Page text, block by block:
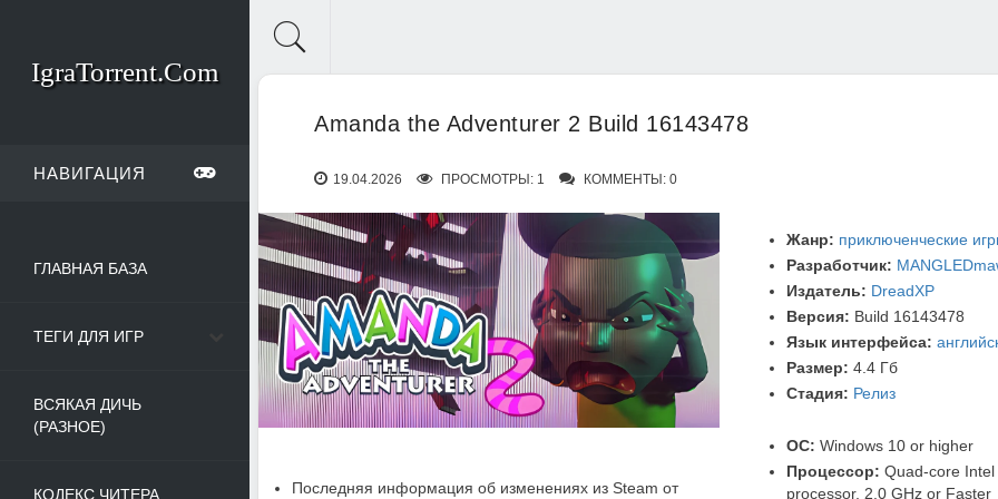
IgraTorrent.Com
НАВИГАЦИЯ
ГЛАВНАЯ БАЗА
ТЕГИ ДЛЯ ИГР
ВСЯКАЯ ДИЧЬ
(РАЗНОЕ)
КОДЕКС ЧИТЕРА
Amanda the Adventurer 2 Build 16143478
19.04.2026 ПРОСМОТРЫ: 1 КОММЕНТЫ: 0
Последняя информация об изменениях из Steam от
Жанр: приключенческие
Разработчик:
Издатель: DreadXP
Версия: Build 16143478
Язык интерфейса:
Размер: 4.4 Гб
Стадия: Релиз
ОС: Windows 10 or higher
Процессор: Quad-core Intel
processor, 2.0 GHz or Faster